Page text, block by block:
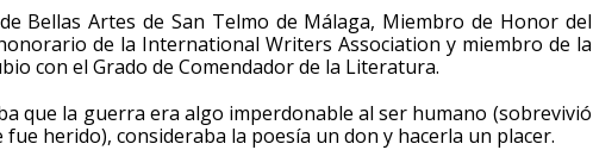
Bellas Artes de San Telmo de Málaga, Miembro de Honor del
de la International Writers Association y miembro de la
con el Grado de Comendador de la Literatura.
que la guerra era algo imperdonable al ser humano (sobrevivió
herido), consideraba la poesía un don y hacerla un placer.